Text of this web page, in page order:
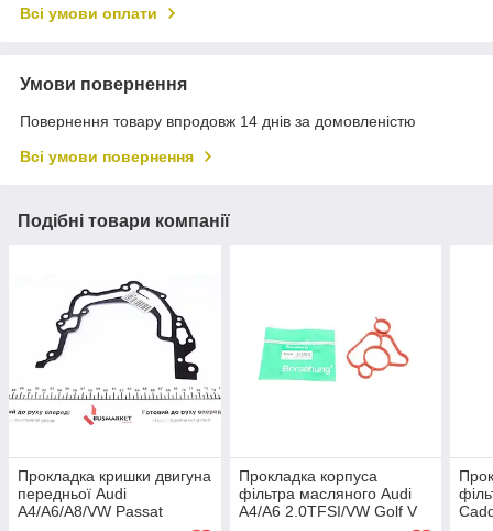
Всі умови оплати
Умови повернення
Повернення товару впродовж 14 днів за домовленістю
Всі умови повернення
Подібні товари компанії
Прокладка кришки двигуна
передньої Audi
A4/A6/A8/VW Passat
Прокладка корпуса
фільтра масляного Audi
A4/A6 2.0TFSI/VW Golf V